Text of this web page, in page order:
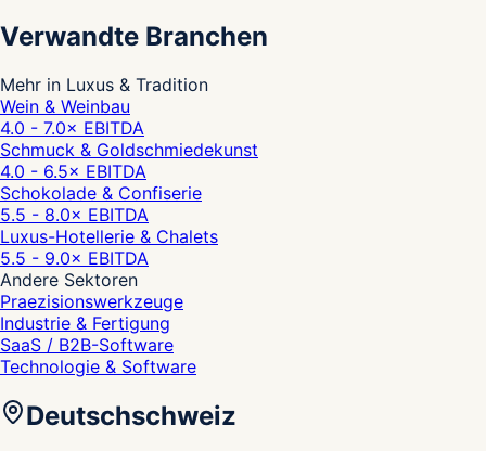
Verwandte Branchen
Mehr in Luxus & Tradition
Wein & Weinbau
4.0 - 7.0× EBITDA
Schmuck & Goldschmiedekunst
4.0 - 6.5× EBITDA
Schokolade & Confiserie
5.5 - 8.0× EBITDA
Luxus-Hotellerie & Chalets
5.5 - 9.0× EBITDA
Andere Sektoren
Praezisionswerkzeuge
Industrie & Fertigung
SaaS / B2B-Software
Technologie & Software
Deutschschweiz